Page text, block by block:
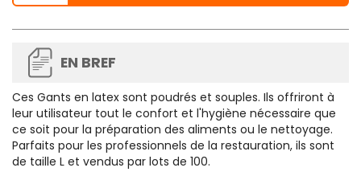
EN BREF
Ces Gants en latex sont poudrés et souples. Ils offriront à
leur utilisateur tout le confort et l'hygiène nécessaire que
ce soit pour la préparation des aliments ou le nettoyage.
Parfaits pour les professionnels de la restauration, ils sont
de taille L et vendus par lots de 100.